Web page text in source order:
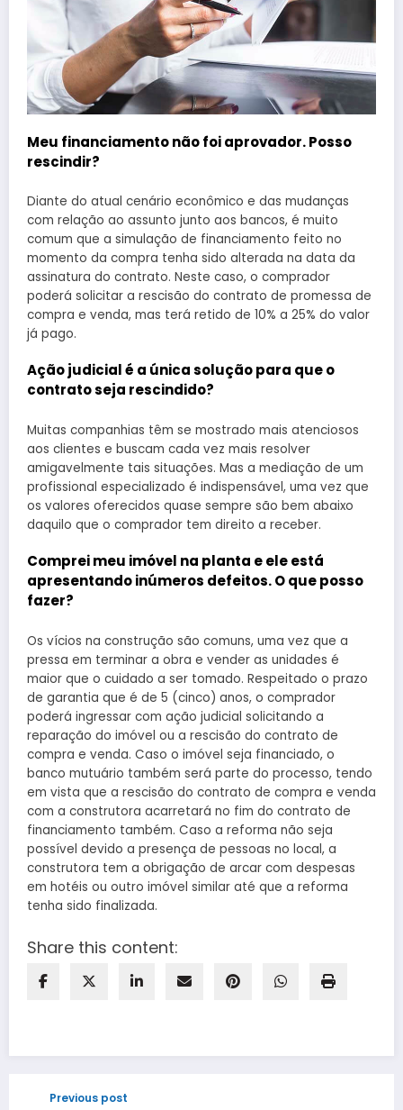
Meu financiamento não foi aprovador. Posso
rescindir?
Diante do atual cenário econômico e das mudanças
com relação ao assunto junto aos bancos, é muito
comum que a simulação de financiamento feito no
momento da compra tenha sido alterada na data da
assinatura do contrato. Neste caso, o comprador
poderá solicitar a rescisão do contrato de promessa de
compra e venda, mas terá retido de 10% a 25% do valor
já pago.
Ação judicial é a única solução para que o
contrato seja rescindido?
Muitas companhias têm se mostrado mais atenciosos
aos clientes e buscam cada vez mais resolver
amigavelmente tais situações. Mas a mediação de um
profissional especializado é indispensável, uma vez que
os valores oferecidos quase sempre são bem abaixo
daquilo que o comprador tem direito a receber.
Comprei meu imóvel na planta e ele está
apresentando inúmeros defeitos. O que posso
fazer?
Os vícios na construção são comuns, uma vez que a
pressa em terminar a obra e vender as unidades é
maior que o cuidado a ser tomado. Respeitado o prazo
de garantia que é de 5 (cinco) anos, o comprador
poderá ingressar com ação judicial solicitando a
reparação do imóvel ou a rescisão do contrato de
compra e venda. Caso o imóvel seja financiado, o
banco mutuário também será parte do processo, tendo
em vista que a rescisão do contrato de compra e venda
com a construtora acarretará no fim do contrato de
financiamento também. Caso a reforma não seja
possível devido a presença de pessoas no local, a
construtora tem a obrigação de arcar com despesas
em hotéis ou outro imóvel similar até que a reforma
tenha sido finalizada.
Share this content:
Previous post